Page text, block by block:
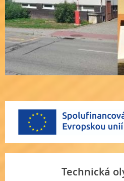
Technická